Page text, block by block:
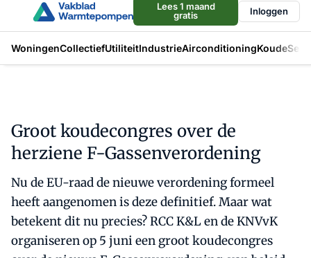
Lees 1 maand
gratis
Inloggen
WoningenCollectiefUtiliteitIndustrieAirconditioningKoude
Groot koudecongres over de
herziene F-Gassenverordening
Nu de EU-raad de nieuwe verordening formeel
heeft aangenomen is deze definitief. Maar wat
betekent dit nu precies? RCC K&L en de KNVvK
organiseren op 5 juni een groot koudecongres